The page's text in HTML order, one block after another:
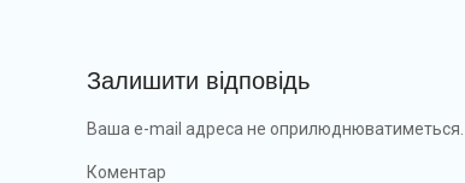
Залишити відповідь
Ваша e-mail адреса не оприлюднюватиметься.
Коментар